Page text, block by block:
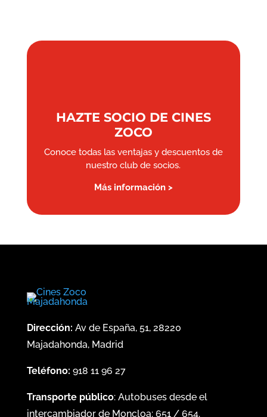
HAZTE SOCIO DE CINES
ZOCO
Conoce todas las ventajas y descuentos de
nuestro club de socios.
Más información >
Dirección: Av de España, 51, 28220
Majadahonda, Madrid
Teléfono: 918 11 96 27
Transporte público: Autobuses desde el
intercambiador de Moncloa: 651/ 654.